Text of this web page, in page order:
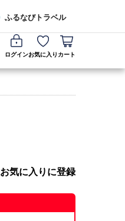
ふるなびトラベル
ログインお気に入り カート
お気に入りに登録